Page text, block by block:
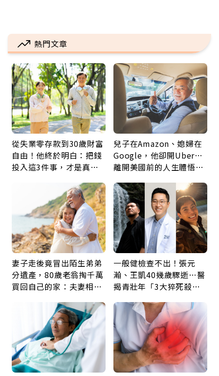
熱門文章
從失業零存款到30歲財富
自由！他終於明白：把錢
投入這3件事，才是真正
兒子在Amazon、媳婦在
Google，他卻開Uber…
離開美國前的人生體悟：
妻子走後竟冒出陌生弟弟
分遺產，80歲老翁掏千萬
買回自己的家：夫妻相守
一般健檢查不出！張元
瀚、王凱40幾歲驟逝…醫
揭青壯年「3大猝死殺
雷